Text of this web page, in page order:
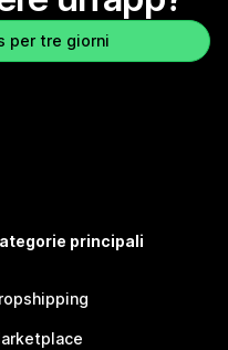
per tre giorni
principali